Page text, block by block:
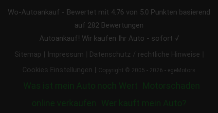
Wo-Autoankauf - Bewertet mit 4.76 von 5.0 Punkten basierend
auf 282 Bewertungen
Autoankauf! Wir kaufen Ihr Auto - sofort √
Sitemap | Impressum | Datenschutz / rechtliche Hinweise |
Cookies Einstellungen | Copyright © 2005 - 2026 - egeMotors
Was ist mein Auto noch Wert Motorschaden
online verkaufen
Wer kauft mein Auto?